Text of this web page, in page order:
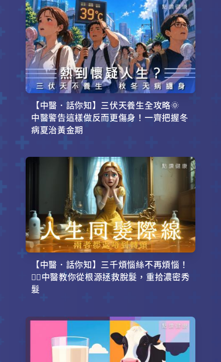
【中醫．話你知】三伏天養生全攻略🌞
中醫警告這樣做反而更傷身！一齊把握冬
病夏治黃金期
【中醫．話你知】三千煩惱絲不再煩惱！
💇‍♂️中醫教你從根源拯救脫髮，重拾濃密秀
髮